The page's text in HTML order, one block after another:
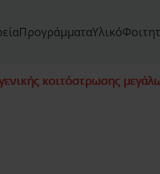
ΠρογράμματαΥλικό
κοιτόστρωσης